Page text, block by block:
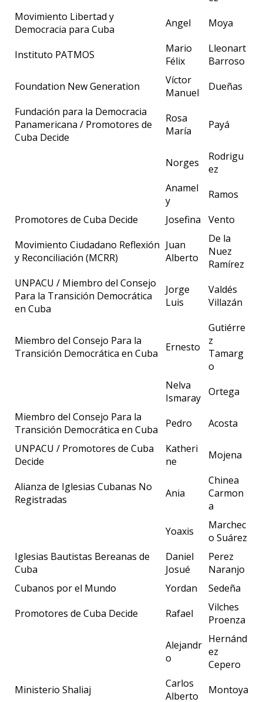
Movimiento Libertad y
Democracia para Cuba
Angel Moya
Instituto PATMOS
Mario
Félix
Lleonart
Barroso
Foundation New Generation
Víctor
Manuel
Dueñas
Fundación para la Democracia
Panamericana / Promotores de
Cuba Decide
Rosa
María
Payá
Norges
Rodrigu
ez
Anamel
y
Ramos
Promotores de Cuba Decide
Josefina
Vento
Movimiento Ciudadano Reflexión
y Reconciliación (MCRR)
Juan
Alberto
De la
Nuez
Ramírez
UNPACU / Miembro del Consejo
Para la Transición Democrática
en Cuba
Jorge
Luis
Valdés
Villazán
Miembro del Consejo Para la
Transición Democrática en Cuba
Ernesto
Gutiérre
z
Tamarg
o
Nelva
Ismaray Ortega
Miembro del Consejo Para la
Transición Democrática en Cuba
Pedro
Acosta
UNPACU / Promotores de Cuba
Decide
Katheri
ne
Mojena
Alianza de Iglesias Cubanas No
Registradas
Ania
Chinea
Carmon
a
Yoaxis
Marchec
o Suárez
Iglesias Bautistas Bereanas de
Cuba
Daniel
Josué
Perez
Naranjo
Cubanos por el Mundo
Yordan
Sedeña
Promotores de Cuba Decide
Rafael
Vilches
Proenza
Alejandr
o
Hernánd
ez
Cepero
Ministerio Shaliaj
Carlos
Alberto
Montoya